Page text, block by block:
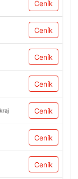
Ceník
Ceník
Ceník
Ceník
Ceník
Ceník
Ceník